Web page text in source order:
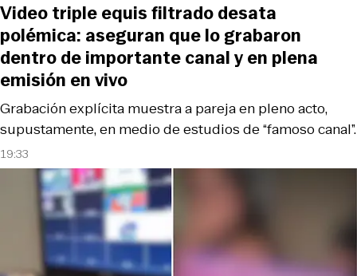
19:33
Grabación explícita muestra a pareja en pleno acto,
supustamente, en medio de estudios de “famoso canal”.
Video triple equis filtrado desata
polémica: aseguran que lo grabaron
dentro de importante canal y en plena
emisión en vivo